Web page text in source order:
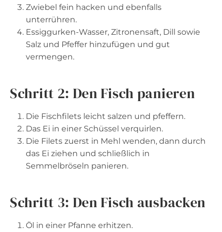
Zwiebel fein hacken und ebenfalls
unterrühren.
Essiggurken-Wasser, Zitronensaft, Dill sowie
Salz und Pfeffer hinzufügen und gut
vermengen.
Schritt 2: Den Fisch panieren
Die Fischfilets leicht salzen und pfeffern.
Das Ei in einer Schüssel verquirlen.
Die Filets zuerst in Mehl wenden, dann durch
das Ei ziehen und schließlich in
Semmelbröseln panieren.
Schritt 3: Den Fisch ausbacken
Öl in einer Pfanne erhitzen.